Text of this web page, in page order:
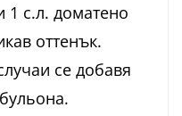
1 с.л. доматено
оттенък.
се добавя